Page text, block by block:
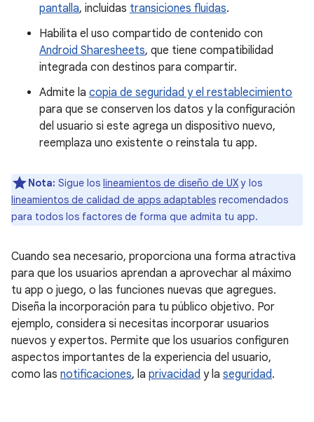
pantalla, incluidas transiciones fluidas.
Habilita el uso compartido de contenido con
Android Sharesheets, que tiene compatibilidad
integrada con destinos para compartir.
Admite la copia de seguridad y el restablecimiento
para que se conserven los datos y la configuración
del usuario si este agrega un dispositivo nuevo,
reemplaza uno existente o reinstala tu app.
Nota: Sigue los lineamientos de diseño de UXy los
lineamientos de calidad de apps adaptables recomendados
para todos los factores de forma que admita tu app.
Cuando sea necesario, proporciona una forma atractiva
para que los usuarios aprendan a aprovechar al máximo
tu app o juego, o las funciones nuevas que agregues.
Diseña la incorporación para tu público objetivo. Por
ejemplo, considera si necesitas incorporar usuarios
nuevos y expertos. Permite que los usuarios configuren
aspectos importantes de la experiencia del usuario,
como las notificaciones, la privacidad y la seguridad.